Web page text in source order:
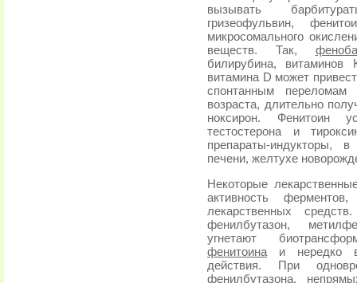
вызывать
гризеофульвин,
микросомального
веществ. Так,
билирубина,
витамина D может
спонтанным
возраста, длительно
ноксирон. Фенитоин
тестостерона и
препараты-индукторы,
печени, желтухе
Некоторые
активность
лекарственных
фенилбутазон,
угнетают
фенитоина и нередко
действия. При
фенилбутазона,